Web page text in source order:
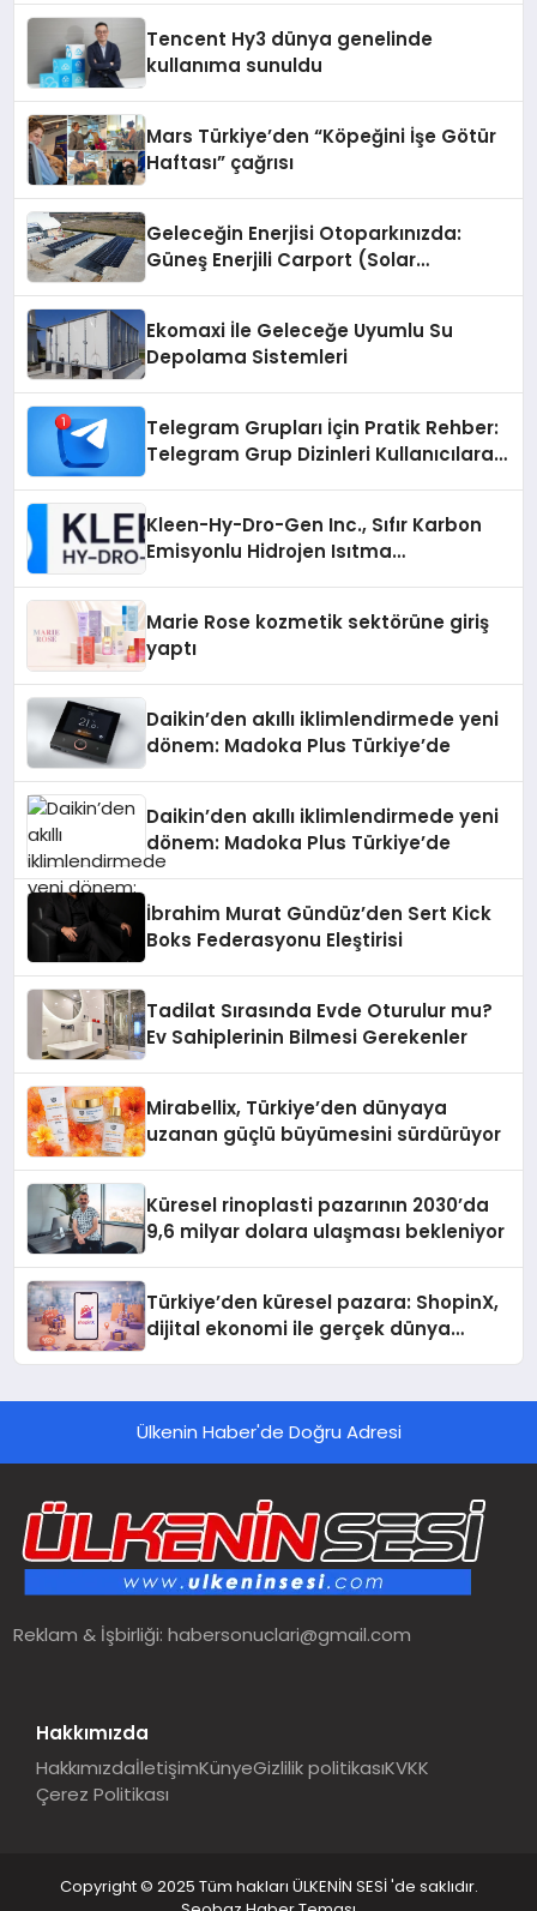
Tencent Hy3 dünya genelinde
kullanıma sunuldu
Mars Türkiye’den “Köpeğini İşe Götür
Haftası” çağrısı
Geleceğin Enerjisi Otoparkınızda:
Güneş Enerjili Carport (Solar
Ekomaxi İle Geleceğe Uyumlu Su
Depolama Sistemleri
Telegram Grupları İçin Pratik Rehber:
Telegram Grup Dizinleri Kullanıcılara
Kleen-Hy-Dro-Gen Inc., Sıfır Karbon
Emisyonlu Hidrojen Isıtma
Marie Rose kozmetik sektörüne giriş
yaptı
Daikin’den akıllı iklimlendirmede yeni
dönem: Madoka Plus Türkiye’de
Daikin’den akıllı iklimlendirmede yeni
dönem: Madoka Plus Türkiye’de
İbrahim Murat Gündüz’den Sert Kick
Boks Federasyonu Eleştirisi
Tadilat Sırasında Evde Oturulur mu?
Ev Sahiplerinin Bilmesi Gerekenler
Mirabellix, Türkiye’den dünyaya
uzanan güçlü büyümesini sürdürüyor
Küresel rinoplasti pazarının 2030’da
9,6 milyar dolara ulaşması bekleniyor
Türkiye’den küresel pazara: ShopinX,
dijital ekonomi ile gerçek dünya
Ülkenin Haber'de Doğru Adresi
Reklam & İşbirliği:habersonuclari@gmail.com
Hakkımızda
HakkımızdaİletişimKünyeGizlilik politikasıKVKK
Çerez Politikası
Copyright © 2025 Tüm hakları ÜLKENİN SESİ 'de saklıdır.